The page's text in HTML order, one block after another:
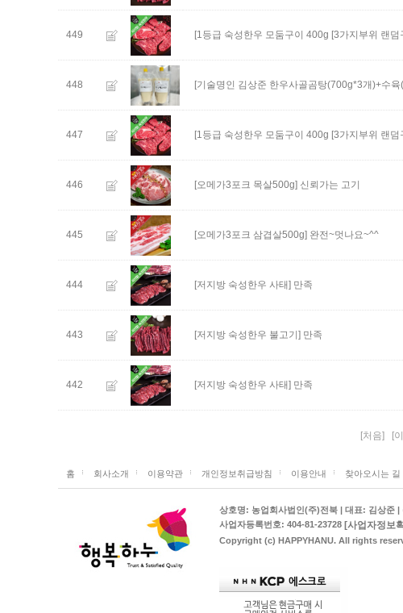
449 [1등급 숙성한우 모둠구이 400g [3가지부위 랜덤
448 [기술명인 김상준 한우사골곰탕(700g*3개)+수
447 [1등급 숙성한우 모둠구이 400g [3가지부위 랜덤
446 [오메가3포크 목살500g] 신뢰가는 고기
445 [오메가3포크 삼겹살500g] 완전~멋나요~^^
444 [저지방 숙성한우 사태] 만족
443 [저지방 숙성한우 불고기] 만족
442 [저지방 숙성한우 사태] 만족
[처음] [
홈 회사소개 이용약관 개인정보취급방침 이용안내 찾아오시는 길
상호명: 농업회사법인(주)전북 | 대표: 김상준
사업자등록번호: 404-81-23728 [사업자정보
Copyright (c) HAPPYHANU. All rights